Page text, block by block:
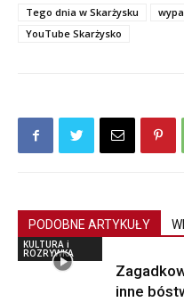
Tego dnia w Skarżysku
YouTube Skarżysko
PODOBNE ARTYKUŁY
KULTURA i
ROZRYWKA
inne